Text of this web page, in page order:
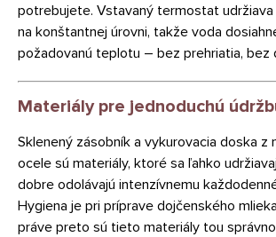
potrebujete. Vstavaný termostat
na konštantnej úrovni, takže voda
požadovanú teplotu – bez prehriatia, bez
Materiály pre jednoduchú
Sklenený zásobník a vykurovacia doska z
ocele sú materiály, ktoré sa ľahko
dobre odolávajú intenzívnemu
Hygiena je pri príprave dojčenského
práve preto sú tieto materiály tou